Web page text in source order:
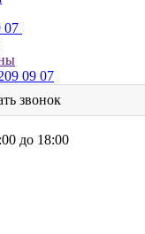
07
09 07
звонок
до 18:00